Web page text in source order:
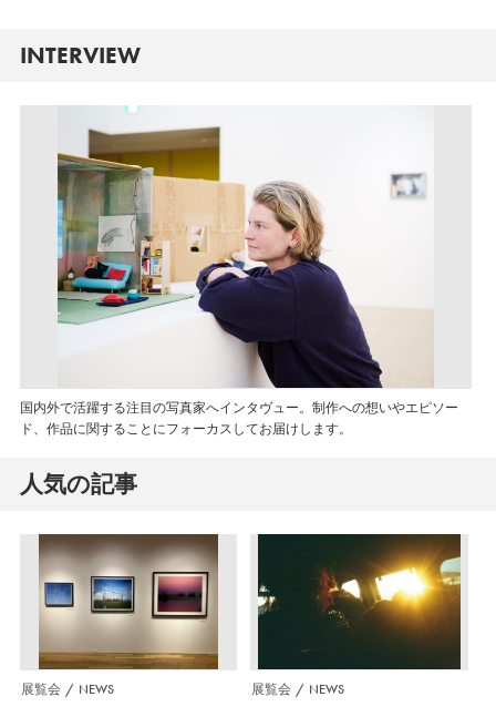
INTERVIEW
国内外で活躍する注目の写真家へインタヴュー。制作への想いやエピソー
ド、作品に関することにフォーカスしてお届けします。
人気の記事
展覧会 NEWS 展覧会 NEWS